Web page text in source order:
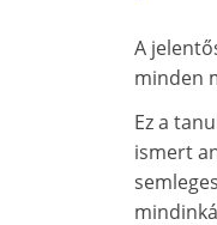
A
minden
Ez a
ismert